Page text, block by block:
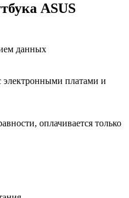
ASUS
данных
платами и
оплачивается только